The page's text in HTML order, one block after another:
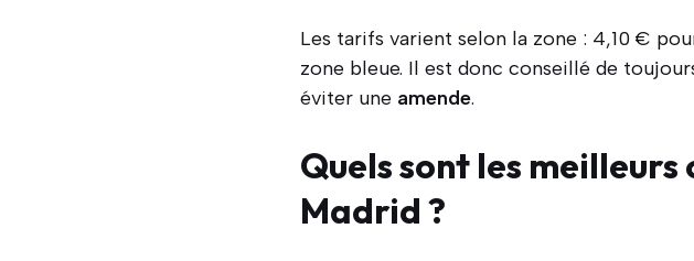
Les tarifs varient selon la zone : 4,10 €
zone bleue. Il est donc conseillé de
éviter une amende.
Quels sont les
Madrid ?